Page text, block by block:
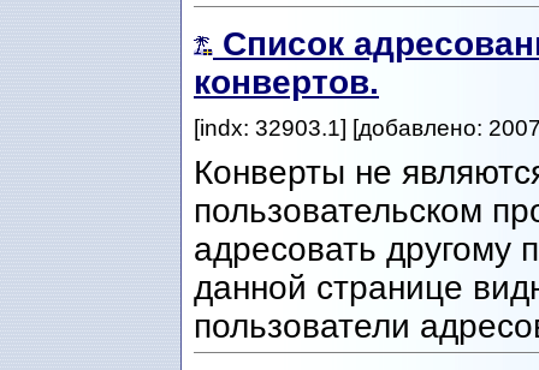
Список
конвертов.
[indx: 32903.1] [добавлено:
Конверты не
пользовательском
адресовать другому
данной странице
пользователи